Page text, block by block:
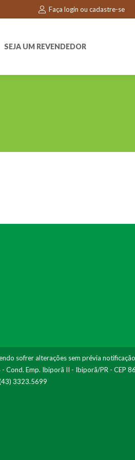
Faça login ou cadastre-se
SEJA UM REVENDEDOR
sofrer alterações sem prévia
Cond. Emp. Ibiporã II - Ibiporã/PR - CEP
3323.5699
UM REVENDEDOR